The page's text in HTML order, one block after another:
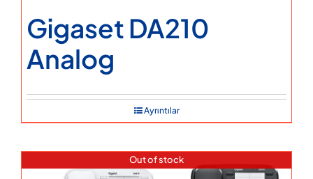
Gigaset DA210
Analog
Ayrıntılar
Out of stock